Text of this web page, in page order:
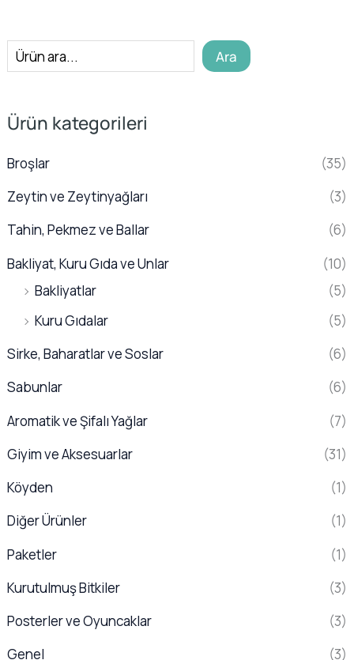
Ara
Ürün kategorileri
Broşlar
(35)
Zeytin ve Zeytinyağları
(3)
Tahin, Pekmez ve Ballar
(6)
Bakliyat, Kuru Gıda ve Unlar
(10)
Bakliyatlar
(5)
Kuru Gıdalar
(5)
Sirke, Baharatlar ve Soslar
(6)
Sabunlar
(6)
Aromatik ve Şifalı Yağlar
(7)
Giyim ve Aksesuarlar
(31)
Köyden
(1)
Diğer Ürünler
(1)
Paketler
(1)
Kurutulmuş Bitkiler
(3)
Posterler ve Oyuncaklar
(3)
Genel
(3)